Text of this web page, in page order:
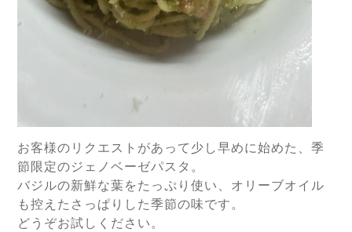
お客様のリクエストがあって少し早めに始めた、季
節限定のジェノベーゼパスタ。
バジルの新鮮な葉をたっぷり使い、オリーブオイル
も控えたさっぱりした季節の味です。
どうぞお試しください。